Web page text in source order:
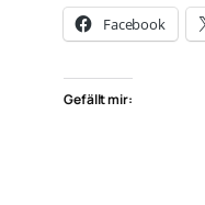
Facebook
Gefällt mir: